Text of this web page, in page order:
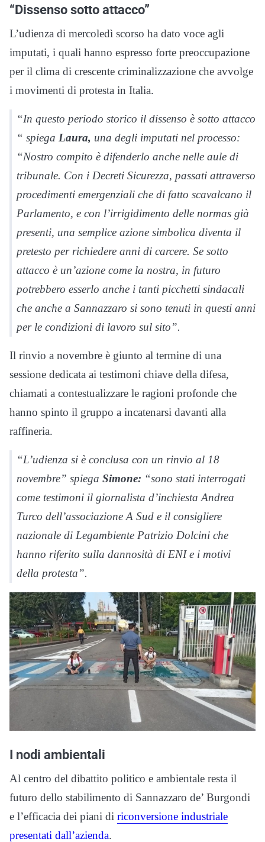
“Dissenso sotto attacco”
L’udienza di mercoledì scorso ha dato voce agli
imputati, i quali hanno espresso forte preoccupazione
per il clima di crescente criminalizzazione che avvolge
i movimenti di protesta in Italia.
“In questo periodo storico il dissenso è sotto attacco
“ spiega Laura, una degli imputati nel processo:
“Nostro compito è difenderlo anche nelle aule di
tribunale. Con i Decreti Sicurezza, passati attraverso
procedimenti emergenziali che di fatto scavalcano il
Parlamento, e con l’irrigidimento delle normas già
presenti, una semplice azione simbolica diventa il
pretesto per richiedere anni di carcere. Se sotto
attacco è un’azione come la nostra, in futuro
potrebbero esserlo anche i tanti picchetti sindacali
che anche a Sannazzaro si sono tenuti in questi anni
per le condizioni di lavoro sul sito”.
Il rinvio a novembre è giunto al termine di una
sessione dedicata ai testimoni chiave della difesa,
chiamati a contestualizzare le ragioni profonde che
hanno spinto il gruppo a incatenarsi davanti alla
raffineria.
“L’udienza si è conclusa con un rinvio al 18
novembre” spiega Simone: “sono stati interrogati
come testimoni il giornalista d’inchiesta Andrea
Turco dell’associazione A Sud e il consigliere
nazionale di Legambiente Patrizio Dolcini che
hanno riferito sulla dannosità di ENI e i motivi
della protesta”.
I nodi ambientali
Al centro del dibattito politico e ambientale resta il
futuro dello stabilimento di Sannazzaro de’ Burgondi
e l’efficacia dei piani di riconversione industriale
presentati dall’azienda.